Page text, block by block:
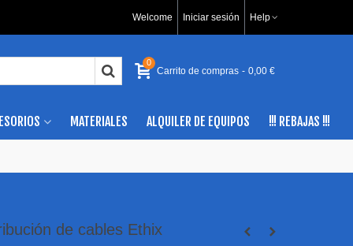
Welcome Iniciar sesión Help
0
Carrito de compras - 0,00 €
MATERIALES ALQUILER DE EQUIPOS !!! REBAJAS !!!
de cables Ethix